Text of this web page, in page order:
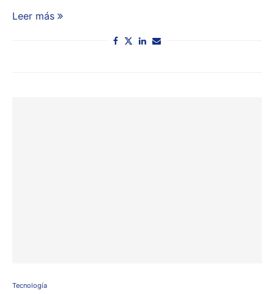
Leer más
Tecnología